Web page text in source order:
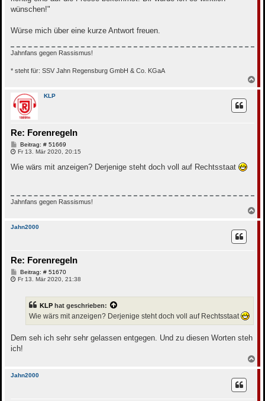
wünschen!"
Würse mich über eine kurze Antwort freuen.
Jahnfans gegen Rassismus!
* steht für: SSV Jahn Regensburg GmbH & Co. KGaA
a
KLP
Re: Forenregeln
Beitrag: # 51669B
e
t
Fr 13. Mär 2020, 20:15
Wie wärs mit anzeigen? Derjenige steht doch voll auf Rechtsstaat
Jahnfans gegen Rassismus!
a
Jahn2000
Re: Forenregeln
Beitrag: # 51670B
e
a
g
Fr 13. Mär 2020, 21:38
KLP hat geschrieben:
Wie wärs mit anzeigen? Derjenige steht doch voll auf Rechtsstaat
Dem seh ich sehr sehr gelassen entgegen. Und zu diesen Worten steh
ich!
a
Jahn2000